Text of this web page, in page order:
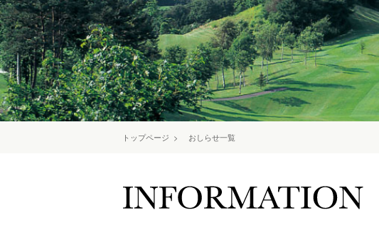
トップページ > おしらせ一覧